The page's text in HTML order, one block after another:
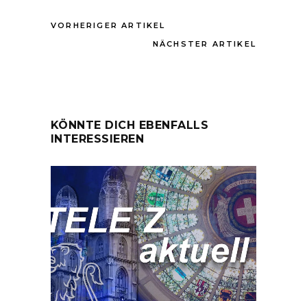
VORHERIGER ARTIKEL
NÄCHSTER ARTIKEL
KÖNNTE DICH EBENFALLS
INTERESSIEREN